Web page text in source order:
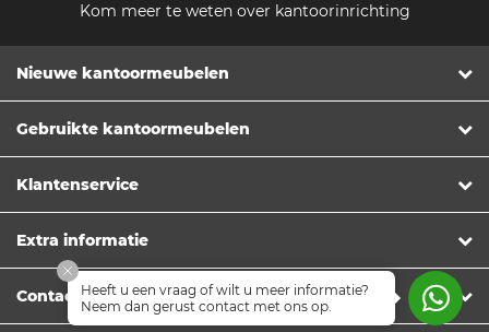
Kom meer te weten over kantoorinrichting
Nieuwe kantoormeubelen
Gebruikte kantoormeubelen
Klantenservice
Extra informatie
Contact
Heeft u een vraag of wilt u meer informatie?
Neem dan gerust contact met ons op.